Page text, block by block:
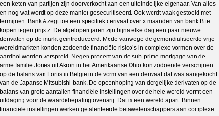
een keten van partijen zijn doorverkocht aan een uiteindelijke eigenaar. Van alles
en nog wat wordt op deze manier gesecuritiseerd. Ook wordt vaak gestoeid met
termijnen. Bank A zegt toe een specifiek derivaat over x maanden van bank B te
kopen tegen prijs z. De afgelopen jaren zijn bijna elke dag een paar nieuwe
derivaten op de markt geïntroduceerd. Mede vanwege de gemondialiseerde vrije
wereldmarkten konden zodoende financiële risico’s in complexe vormen over de
aardbol worden verspreid. Negen procent van de sub-prime mortgage van de
arme familie Jones uit Akron in het Amerikaanse Ohio kon zodoende verschijnen
op de balans van Fortis in België in de vorm van een derivaat dat was aangekocht
van de Japanse Mitsubishi-bank. De opeenhoping van dergelijke derivaten op de
balans van grote aantallen financiële instellingen over de hele wereld vormt een
uitdaging voor de waardebepalingtovenarij. Dat is een wereld apart. Binnen
financiële instellingen werken getalenteerde betawetenschappers aan complexe